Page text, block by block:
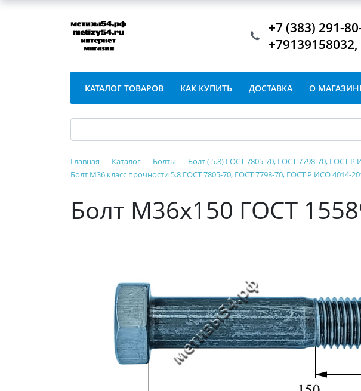
+7 (383) 291-
+79139158032,
КАТАЛОГ ТОВАРОВ КАК КУПИТЬ ДОСТАВКА О
Главная Каталог Болты
Болт ( 5.8) ГОСТ 7805-70, ГОСТ 7798-70, ГОСТ Р
Болт М36 класс прочности 5.8 ГОСТ 7805-70, ГОСТ 7798-70, ГОСТ Р ИСО 4014-
Болт М36х150 ГОСТ